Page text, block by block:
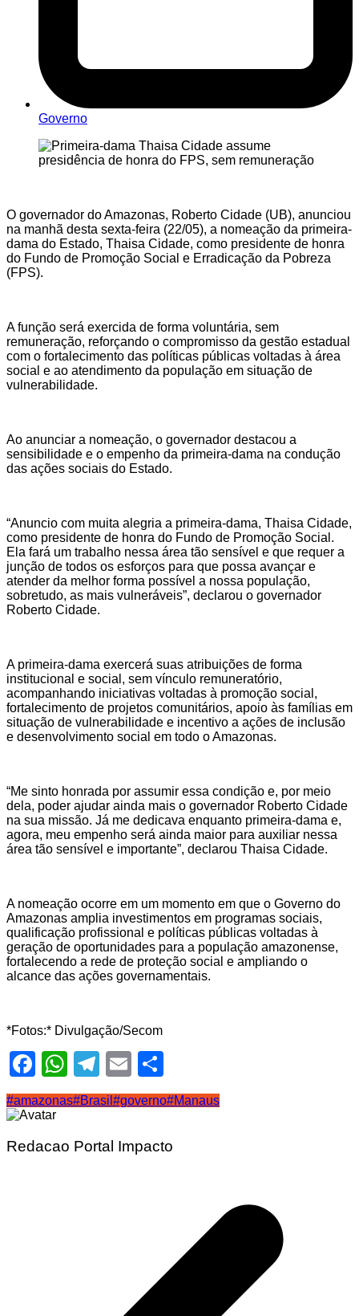
Governo
O governador do Amazonas, Roberto Cidade (UB), anunciou
na manhã desta sexta-feira (22/05), a nomeação da primeira-
dama do Estado, Thaisa Cidade, como presidente de honra
do Fundo de Promoção Social e Erradicação da Pobreza
(FPS).
A função será exercida de forma voluntária, sem
remuneração, reforçando o compromisso da gestão estadual
com o fortalecimento das políticas públicas voltadas à área
social e ao atendimento da população em situação de
vulnerabilidade.
Ao anunciar a nomeação, o governador destacou a
sensibilidade e o empenho da primeira-dama na condução
das ações sociais do Estado.
“Anuncio com muita alegria a primeira-dama, Thaisa Cidade,
como presidente de honra do Fundo de Promoção Social.
Ela fará um trabalho nessa área tão sensível e que requer a
junção de todos os esforços para que possa avançar e
atender da melhor forma possível a nossa população,
sobretudo, as mais vulneráveis”, declarou o governador
Roberto Cidade.
A primeira-dama exercerá suas atribuições de forma
institucional e social, sem vínculo remuneratório,
acompanhando iniciativas voltadas à promoção social,
fortalecimento de projetos comunitários, apoio às famílias em
situação de vulnerabilidade e incentivo a ações de inclusão
e desenvolvimento social em todo o Amazonas.
“Me sinto honrada por assumir essa condição e, por meio
dela, poder ajudar ainda mais o governador Roberto Cidade
na sua missão. Já me dedicava enquanto primeira-dama e,
agora, meu empenho será ainda maior para auxiliar nessa
área tão sensível e importante”, declarou Thaisa Cidade.
A nomeação ocorre em um momento em que o Governo do
Amazonas amplia investimentos em programas sociais,
qualificação profissional e políticas públicas voltadas à
geração de oportunidades para a população amazonense,
fortalecendo a rede de proteção social e ampliando o
alcance das ações governamentais.
*Fotos:* Divulgação/Secom
Facebook
WhatsApp
Telegram
Email
#amazonas#Brasil #governo#Manaus
Redacao Portal Impacto